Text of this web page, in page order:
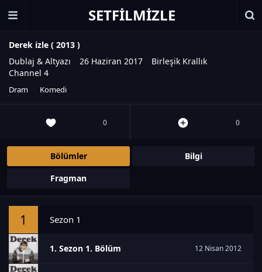
SETFILMIZLE
Derek izle ( 2013 )
Dublaj & Altyazı
26 Haziran 2017
Birleşik Krallık
Channel 4
Dram Komedi
0 0
Bölümler
Bilgi
Fragman
1 Sezon 1
1. Sezon 1. Bölüm 12 Nisan 2012